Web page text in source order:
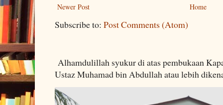
Newer Post Home
Subscribe to: Post Comments (Atom)
Alhamdulillah syukur di atas pembukaan
Ustaz Muhamad bin Abdullah atau lebih